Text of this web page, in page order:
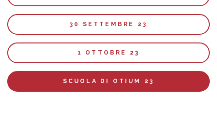
30 SETTEMBRE 23
1 OTTOBRE 23
SCUOLA DI OTIUM 23